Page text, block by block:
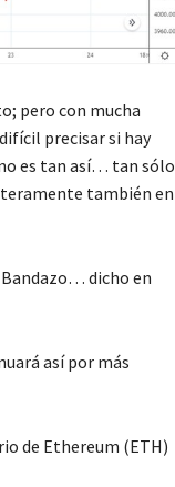
pero con mucha
precisar si hay
no es tan así… tan sólo
también en
dicho en
así por más
de Ethereum (ETH)